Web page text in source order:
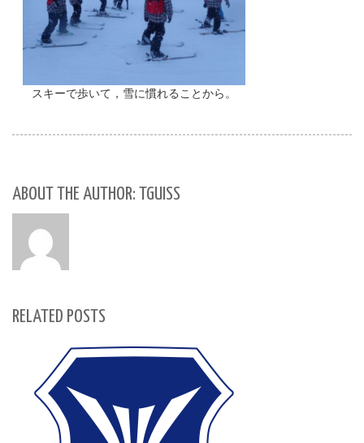
スキーで歩いて，雪に慣れることから。
ABOUT THE AUTHOR: TGUISS
RELATED POSTS